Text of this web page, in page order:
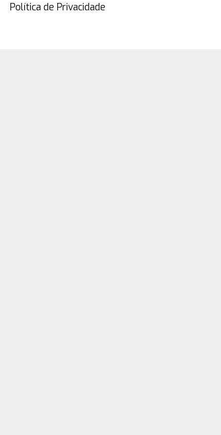
Política de Privacidade